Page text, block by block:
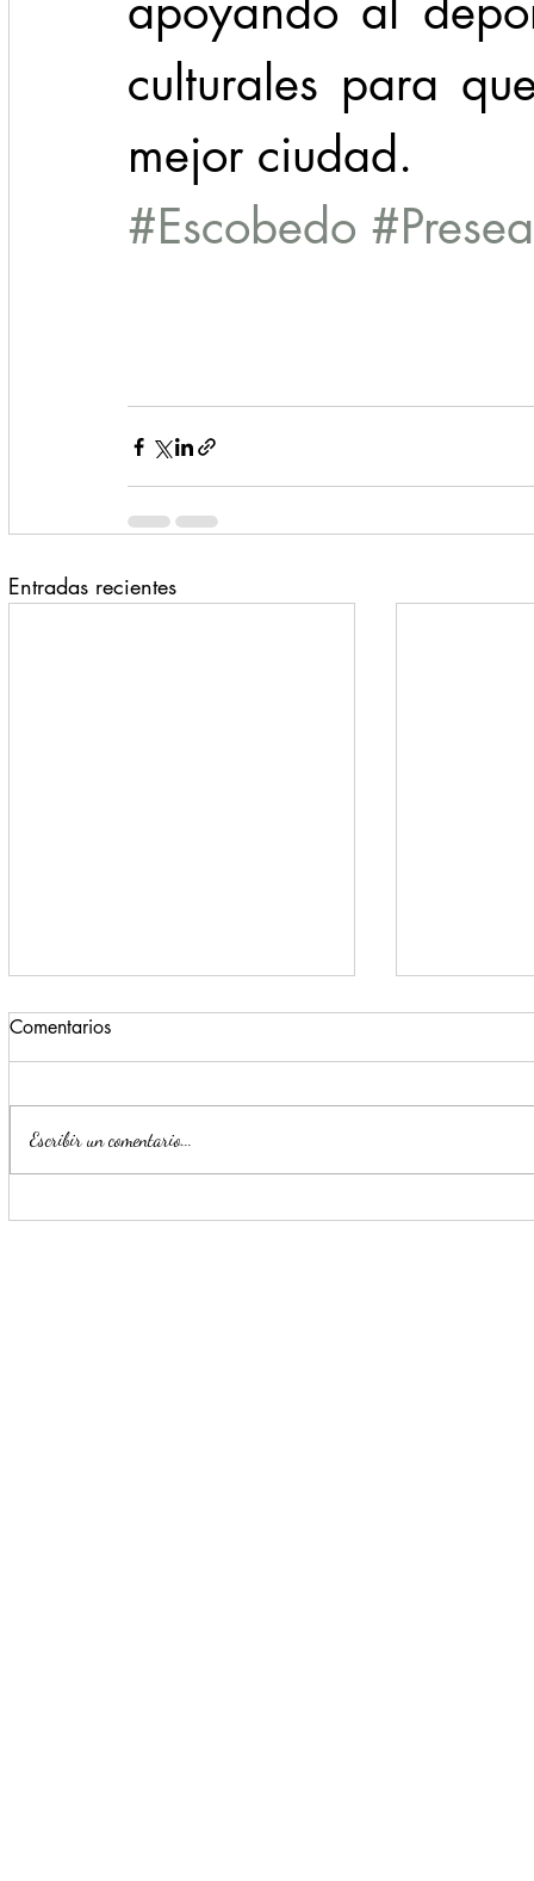
culturales para
mejor ciudad.
#Escobedo #Presea
Entradas recientes
Llama Mijes a 'Transformar' el
Refuerza
Comentarios
Escribir un comentario...